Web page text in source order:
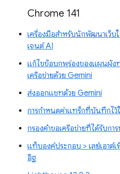
Chrome 141
เครื่องมือสำหรับนักพัฒนาเว็บ
เจนต์ AI
แก้ไขข้อบกพร่องของแผนผัง
เครือข่ายด้วย Gemini
ส่งออกแชทด้วย Gemini
การกำหนดค่าแทร็กที่บันทึกไ
กรองคำขอเครือข่ายที่ได้รับกา
แท็บองค์ประกอบ > เลย์เอาต์
อิฐ